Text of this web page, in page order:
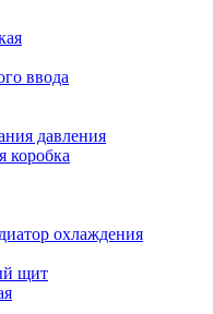
ввода
давления
коробка
охлаждения
щит